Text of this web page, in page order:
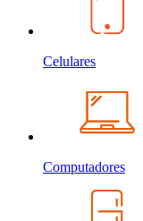
Celulares
Computadores